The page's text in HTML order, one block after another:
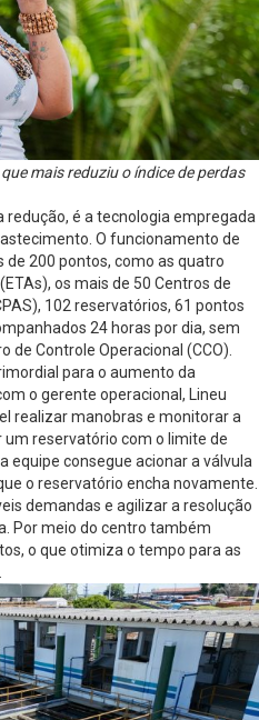
mais reduziu o índice de perdas
é a tecnologia empregada
O funcionamento de
200 pontos, como as quatro
os mais de 50 Centros de
102 reservatórios, 61 pontos
24 horas por dia, sem
de Controle Operacional (CCO).
para o aumento da
o gerente operacional, Lineu
realizar manobras e monitorar a
um reservatório com o limite de
equipe consegue acionar a válvula
o reservatório encha novamente.
demandas e agilizar a resolução
Por meio do centro também
o que otimiza o tempo para as